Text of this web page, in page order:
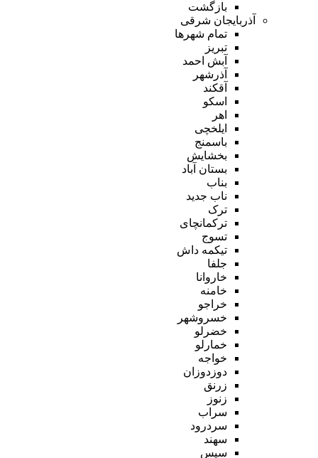
بازگشت
آذربایجان شرقی
تمام شهر‌ها
تبریز
آبش احمد
آذرشهر
آقکند
اسکو
اهر
ایلخچی
باسمنج
بخشایش
بستان آباد
بناب
ناب جدید
ترک
ترکمانچای
تسوج
تیکمه داش
جلفا
خاروانا
خامنه
خراجو
خسروشهر
خضرلو
خمارلو
خواجه
دوزدوزان
زرنق
زنوز
سراب
سردرود
سهند
سیس